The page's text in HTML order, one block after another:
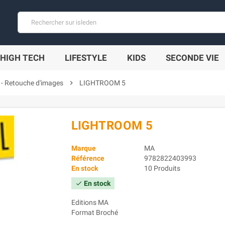
HIGH TECH LIFESTYLE KIDS SECONDE VIE
- Retouche d'images chevron_right LIGHTROOM 5
LIGHTROOM 5
Marque
MA
Référence
9782822403993
En stock
10 Produits
check En stock
Editions MA
Format Broché